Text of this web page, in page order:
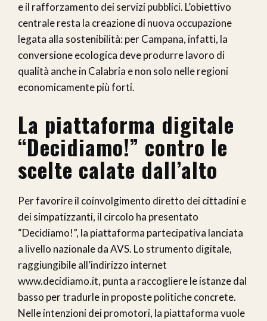
e il rafforzamento dei servizi pubblici. L’obiettivo
centrale resta la creazione di nuova occupazione
legata alla sostenibilità: per Campana, infatti, la
conversione ecologica deve produrre lavoro di
qualità anche in Calabria e non solo nelle regioni
economicamente più forti.
La piattaforma digitale
“Decidiamo!” contro le
scelte calate dall’alto
Per favorire il coinvolgimento diretto dei cittadini e
dei simpatizzanti, il circolo ha presentato
“Decidiamo!”, la piattaforma partecipativa lanciata
a livello nazionale da AVS. Lo strumento digitale,
raggiungibile all’indirizzo internet
www.decidiamo.it, punta a raccogliere le istanze dal
basso per tradurle in proposte politiche concrete.
Nelle intenzioni dei promotori, la piattaforma vuole